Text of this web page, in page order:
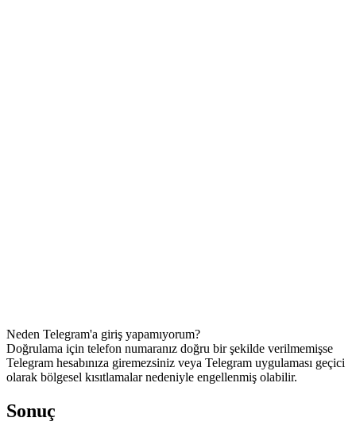
Neden Telegram'a giriş yapamıyorum?
Doğrulama için telefon numaranız doğru bir şekilde verilmemişse
Telegram hesabınıza giremezsiniz veya Telegram uygulaması geçici
olarak bölgesel kısıtlamalar nedeniyle engellenmiş olabilir.
Sonuç